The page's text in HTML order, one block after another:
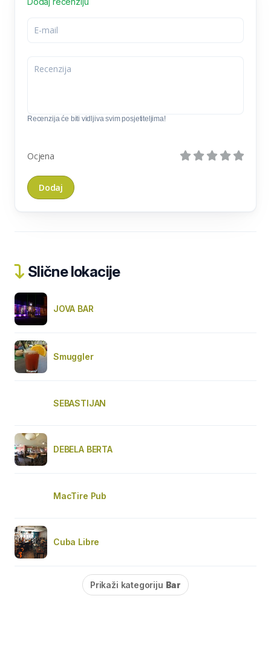
Recenzija će biti vidljiva svim posjetiteljima!
Ocjena
Slične lokacije
JOVA BAR
Smuggler
SEBASTIJAN
DEBELA BERTA
MacTire Pub
Cuba Libre
Prikaži kategoriju Bar